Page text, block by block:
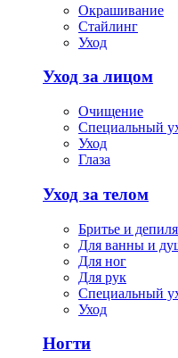
Окрашивание
Стайлинг
Уход
Уход за лицом
Очищение
Специальный
Уход
Глаза
Уход за телом
Бритье и
Для ванны и
Для ног
Для рук
Специальный
Уход
Ногти